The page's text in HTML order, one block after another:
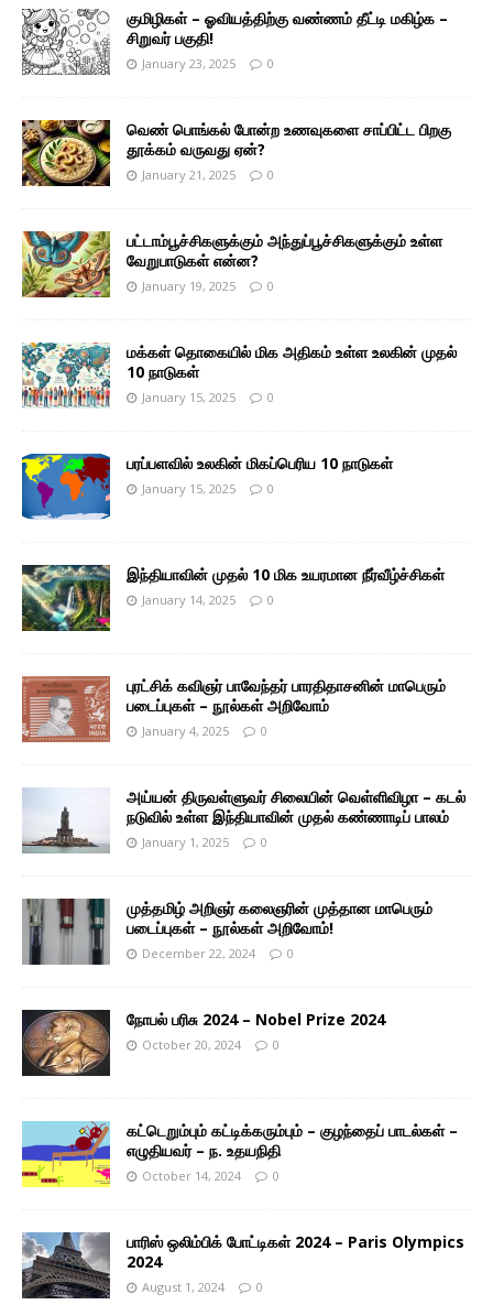
குமிழிகள் – ஓவியத்திற்கு வண்ணம் தீட்டி மகிழ்க –
சிறுவர் பகுதி!
January 23, 2025 0
வெண் பொங்கல் போன்ற உணவுகளை சாப்பிட்ட பிறகு
தூக்கம் வருவது ஏன்?
January 21, 2025 0
பட்டாம்பூச்சிகளுக்கும் அந்துப்பூச்சிகளுக்கும் உள்ள
வேறுபாடுகள் என்ன?
January 19, 2025 0
மக்கள் தொகையில் மிக அதிகம் உள்ள உலகின் முதல்
10 நாடுகள்
January 15, 2025 0
பரப்பளவில் உலகின் மிகப்பெரிய 10 நாடுகள்
January 15, 2025 0
இந்தியாவின் முதல் 10 மிக உயரமான நீர்வீழ்ச்சிகள்
January 14, 2025 0
புரட்சிக் கவிஞர் பாவேந்தர் பாரதிதாசனின் மாபெரும்
படைப்புகள் – நூல்கள் அறிவோம்
January 4, 2025 0
அய்யன் திருவள்ளுவர் சிலையின் வெள்ளிவிழா – கடல்
நடுவில் உள்ள இந்தியாவின் முதல் கண்ணாடிப் பாலம்
January 1, 2025 0
முத்தமிழ் அறிஞர் கலைஞரின் முத்தான மாபெரும்
படைப்புகள் – நூல்கள் அறிவோம்!
December 22, 2024 0
நோபல் பரிசு 2024 – Nobel Prize 2024
October 20, 2024 0
கட்டெறும்பும் கட்டிக்கரும்பும் – குழந்தைப் பாடல்கள் –
எழுதியவர் – ந. உதயநிதி
October 14, 2024 0
பாரிஸ் ஒலிம்பிக் போட்டிகள் 2024 – Paris Olympics
2024
August 1, 2024 0